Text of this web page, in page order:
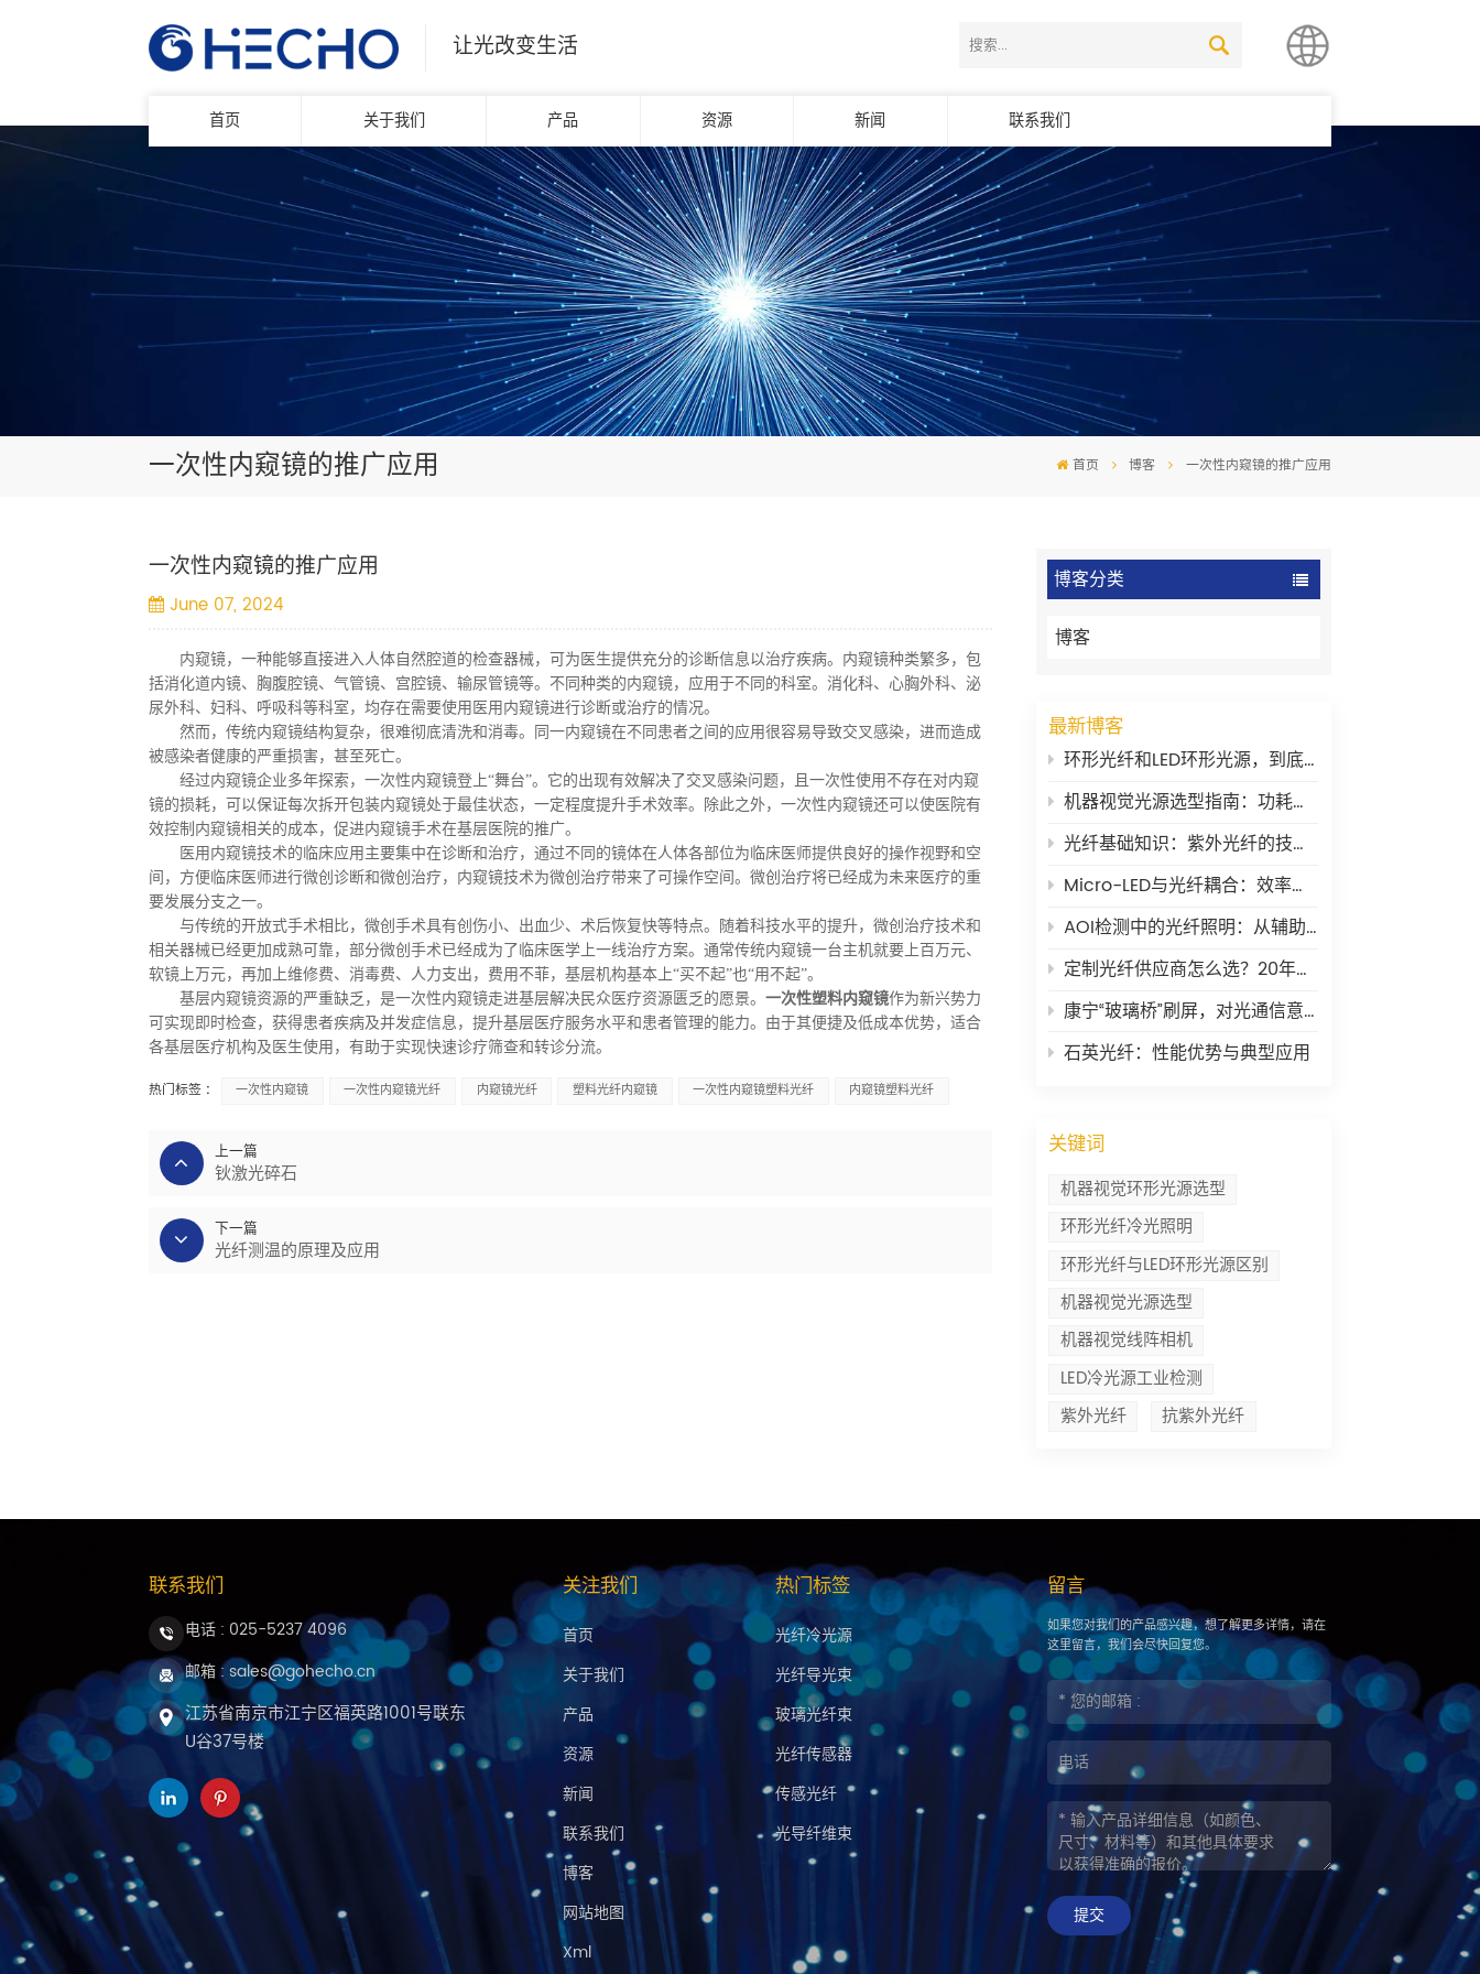
让光改变生活
简体中文
English
首页 关于我们 产品 资源 新闻 联系我们
一次性内窥镜的推广应用 首页 博客 一次性内窥镜的推广应用
博客分类
博客
最新博客
环形光纤和LED环形光源，到底有什么区别？
机器视觉光源选型指南：功耗、稳定性与波长
光纤基础知识：紫外光纤的技术要点
Micro-LED与光纤耦合：效率瓶颈在哪里？
AOI检测中的光纤照明：从辅助工具到核心环节
定制光纤供应商怎么选？20年老兵的一些大实话
康宁“玻璃桥”刷屏，对光通信意味着什么？
石英光纤：性能优势与典型应用
关键词
机器视觉环形光源选型
环形光纤冷光照明
环形光纤与LED环形光源区别
机器视觉光源选型
机器视觉线阵相机
LED冷光源工业检测
紫外光纤
抗紫外光纤
一次性内窥镜的推广应用
June 07, 2024
内窥镜，一种能够直接进入人体自然腔道的检查器械，可为医生提供充分的诊断信息以治疗疾病。内窥镜种类繁多，包
括消化道内镜、胸腹腔镜、气管镜、宫腔镜、输尿管镜等。不同种类的内窥镜，应用于不同的科室。消化科、心胸外科、泌
尿外科、妇科、呼吸科等科室，均存在需要使用医用内窥镜进行诊断或治疗的情况。
然而，传统内窥镜结构复杂，很难彻底清洗和消毒。同一内窥镜在不同患者之间的应用很容易导致交叉感染，进而造成
被感染者健康的严重损害，甚至死亡。
经过内窥镜企业多年探索，一次性内窥镜登上“舞台”。它的出现有效解决了交叉感染问题，且一次性使用不存在对内窥
镜的损耗，可以保证每次拆开包装内窥镜处于最佳状态，一定程度提升手术效率。除此之外，一次性内窥镜还可以使医院有
效控制内窥镜相关的成本，促进内窥镜手术在基层医院的推广。
医用内窥镜技术的临床应用主要集中在诊断和治疗，通过不同的镜体在人体各部位为临床医师提供良好的操作视野和空
间，方便临床医师进行微创诊断和微创治疗，内窥镜技术为微创治疗带来了可操作空间。微创治疗将已经成为未来医疗的重
要发展分支之一。
与传统的开放式手术相比，微创手术具有创伤小、出血少、术后恢复快等特点。随着科技水平的提升，微创治疗技术和
相关器械已经更加成熟可靠，部分微创手术已经成为了临床医学上一线治疗方案。 通常传统内窥镜一台主机就要上百万元、
软镜上万元，再加上维修费、消毒费、人力支出，费用不菲，基层机构基本上“买不起”也“用不起”。
基层内窥镜资源的严重缺乏，是一次性内窥镜走进基层解决民众医疗资源匮乏的愿景。 一次性塑料内窥镜作为新兴势力
可实现即时检查，获得患者疾病及并发症信息，提升基层医疗服务水平和患者管理的能力。由于其便捷及低成本优势，适合
各基层医疗机构及医生使用，有助于实现快速诊疗筛查和转诊分流。
热门标签 : 一次性内窥镜 一次性内窥镜光纤 内窥镜光纤 塑料光纤内窥镜 一次性内窥镜塑料光纤 内窥镜塑料光纤
上一篇
钬激光碎石
下一篇
光纤测温的原理及应用
联系我们
电话 : 025-5237 4096
邮箱 : sales@gohecho.cn
江苏省南京市江宁区福英路1001号联东
U谷37号楼
关注我们
首页
关于我们
产品
资源
新闻
联系我们
博客
网站地图
Xml
热门标签
光纤冷光源
光纤导光束
玻璃光纤束
光纤传感器
传感光纤
光导纤维束
留言
如果您对我们的产品感兴趣，想了解更多详情，请在
这里留言，我们会尽快回复您。
提交